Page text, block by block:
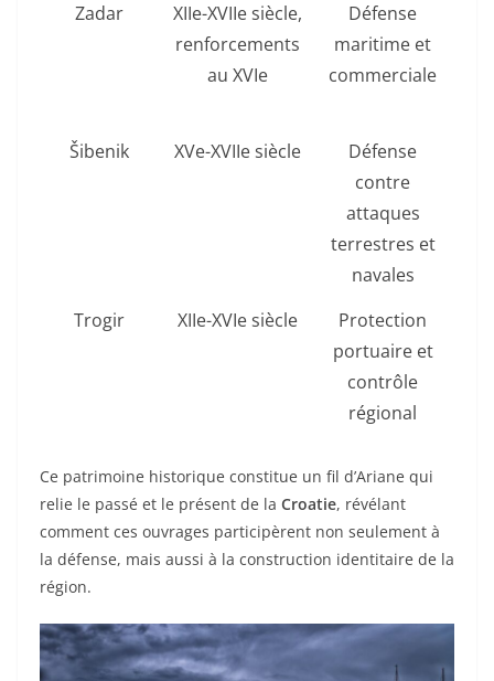
Zadar
XIIe-XVIIe siècle,
renforcements
au XVIe
Défense
maritime et
commerciale
Šibenik
XVe-XVIIe siècle
Défense
contre
attaques
terrestres et
navales
Trogir XIIe-XVIe siècle
Protection
portuaire et
contrôle
régional
Ce patrimoine historique constitue un fil d’Ariane qui
relie le passé et le présent de la Croatie, révélant
comment ces ouvrages participèrent non seulement à
la défense, mais aussi à la construction identitaire de la
région.